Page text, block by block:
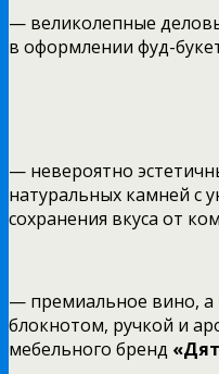
— великолепные
в оформлении фуд-
— невероятно
натуральных камней с
сохранения вкуса от
— премиальное вино, а
блокнотом, ручкой и
мебельного бренд